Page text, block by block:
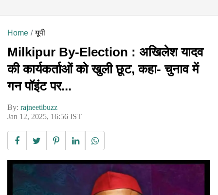
Home यूपी
Milkipur By-Election : अखिलेश यादव
की कार्यकर्ताओं को खुली छूट, कहा- चुनाव में
गन पॉइंट पर...
By: rajneetibuzz
Jan 12, 2025, 16:56 IST